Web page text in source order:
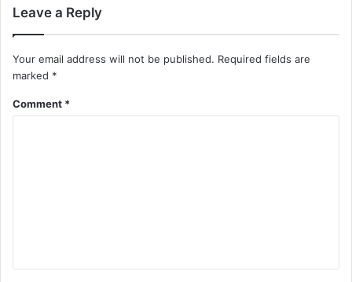
Leave a Reply
Your email address will not be published. Required fields are
marked *
Comment *